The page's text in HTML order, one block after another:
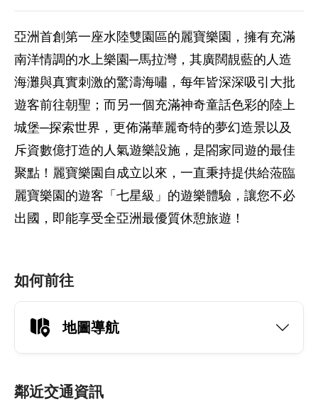
亞洲首創第一座水陸雙園區的麗寶樂園，擁有充滿
南洋情調的水上樂園─馬拉灣，其廣闊靚藍的人造
海灘與真實刺激的驚濤海嘯，每年皆深深吸引大批
遊客前往朝聖；而另一個充滿神奇童話色彩的陸上
城堡─探索世界，更佈滿華麗奇特的夢幻造景以及
斥資數億打造的人氣遊樂設施，是閤家同遊的最佳
聚點！麗寶樂園自成立以來，一直秉持提供給蒞臨
麗寶樂園的遊客「七星級」的遊樂體驗，讓您不必
出國，即能享受全亞洲最優質休憩旅遊！
如何前往
地圖導航
鄰近交通資訊